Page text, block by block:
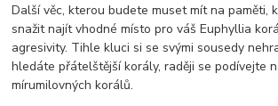
Další věc, kterou budete muset mít na paměti,
snažit najít vhodné místo pro váš Euphyllia
agresivity. Tihle kluci si se svými sousedy
hledáte přátelštější korály, raději se podívejte
mírumilovných korálů.